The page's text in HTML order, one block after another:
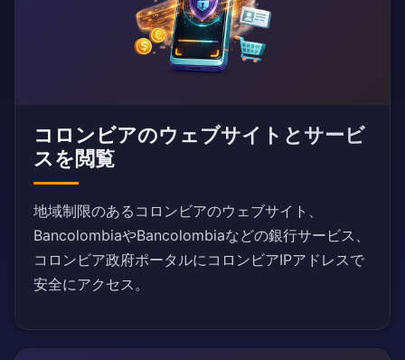
コロンビアのウェブサイトとサービ
スを閲覧
地域制限のあるコロンビアのウェブサイト、
BancolombiaやBancolombiaなどの銀行サービス、
コロンビア政府ポータルにコロンビアIPアドレスで
安全にアクセス。